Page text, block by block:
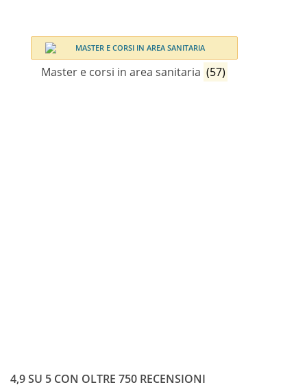
Master e corsi in area sanitaria (57)
4,9 SU 5 CON OLTRE 750 RECENSIONI